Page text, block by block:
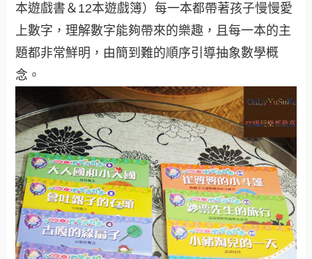
本遊戲書＆12本遊戲簿）每一本都帶著孩子慢慢愛
上數字，理解數字能夠帶來的樂趣，且每一本的主
題都非常鮮明，由簡到難的順序引導抽象數學概
念。